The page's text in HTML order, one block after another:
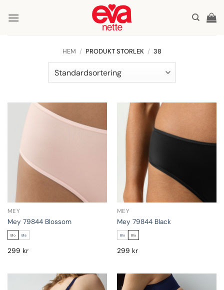
HEM / PRODUKT STORLEK / 38
MEY
Mey 79844 Blossom
Blo Bla
299 kr
MEY
Mey 79844 Black
Blo Bla
299 kr